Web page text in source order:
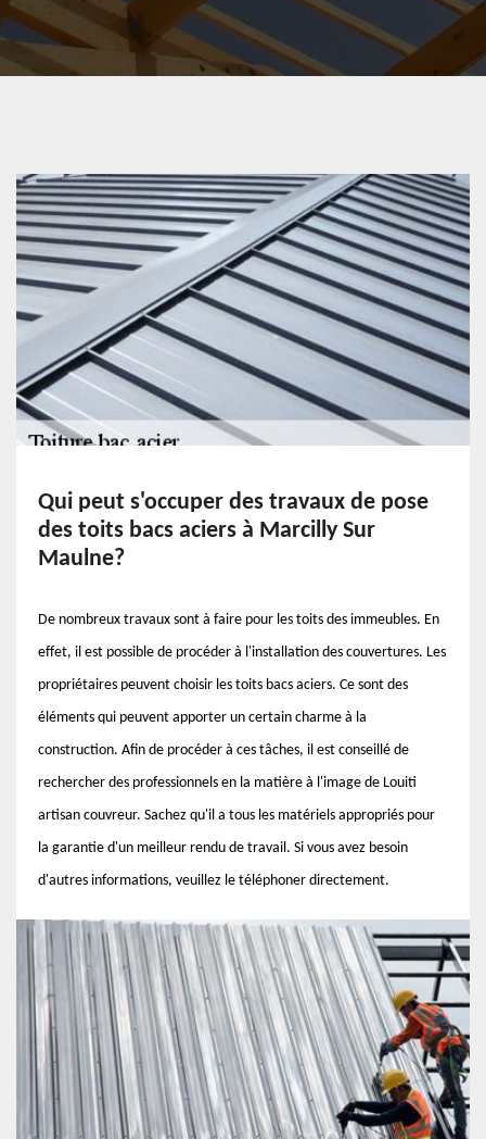
Qui peut s'occuper des travaux de pose
des toits bacs aciers à Marcilly Sur
Maulne?
De nombreux travaux sont à faire pour les toits des immeubles. En
effet, il est possible de procéder à l'installation des couvertures. Les
propriétaires peuvent choisir les toits bacs aciers. Ce sont des
éléments qui peuvent apporter un certain charme à la
construction. Afin de procéder à ces tâches, il est conseillé de
rechercher des professionnels en la matière à l'image de Louiti
artisan couvreur. Sachez qu'il a tous les matériels appropriés pour
la garantie d'un meilleur rendu de travail. Si vous avez besoin
d'autres informations, veuillez le téléphoner directement.